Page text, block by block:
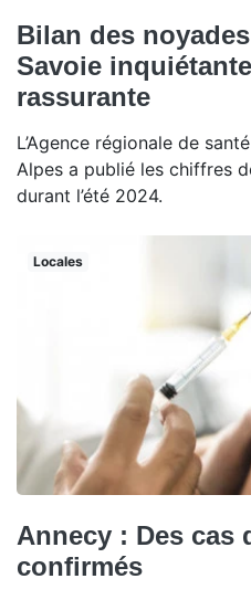
Bilan des
Savoie
rassurante
L’Agence régionale de
Alpes a publié les chiffres
durant l’été 2024.
Locales
Annecy : Des cas
confirmés